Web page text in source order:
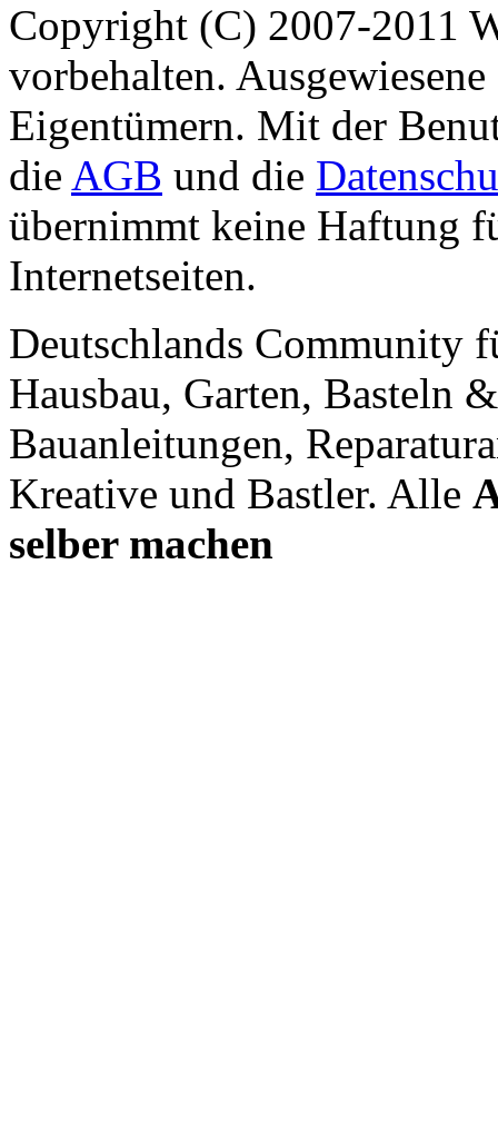
Copyright (C) 2007-2011
vorbehalten.
Eigentümern. Mit der
die AGB und die
übernimmt keine Haftung
Internetseiten.
Deutschlands Community
Hausbau, Garten, Basteln
Bauanleitungen,
Kreative und Bastler. Alle
selber machen